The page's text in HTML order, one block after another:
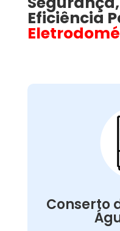
Eficiência
Conserto
Nossos
ou
conservação